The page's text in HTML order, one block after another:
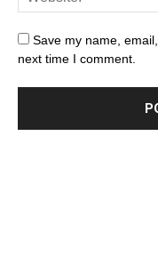
Save my name,
next time I comment.